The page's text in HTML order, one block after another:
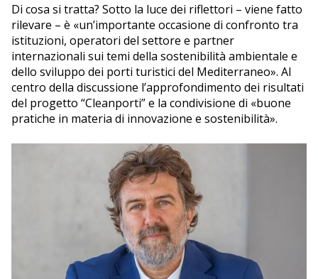
Di cosa si tratta? Sotto la luce dei riflettori – viene fatto
rilevare – è «un’importante occasione di confronto tra
istituzioni, operatori del settore e partner
internazionali sui temi della sostenibilità ambientale e
dello sviluppo dei porti turistici del Mediterraneo». Al
centro della discussione l’approfondimento dei risultati
del progetto “Cleanporti” e la condivisione di «buone
pratiche in materia di innovazione e sostenibilità».